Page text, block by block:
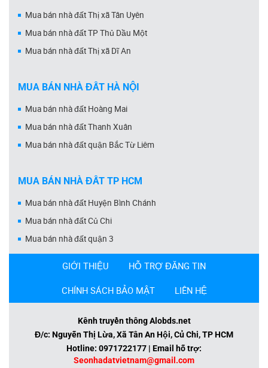
Mua bán nhà đất Thị xã Tân Uyên
Mua bán nhà đất TP Thủ Dầu Một
Mua bán nhà đất Thị xã Dĩ An
MUA BÁN NHÀ ĐẤT HÀ NỘI
Mua bán nhà đất Hoàng Mai
Mua bán nhà đất Thanh Xuân
Mua bán nhà đất quận Bắc Từ Liêm
MUA BÁN NHÀ ĐẤT TP HCM
Mua bán nhà đất Huyện Bình Chánh
Mua bán nhà đất Củ Chi
Mua bán nhà đất quận 3
GIỚI THIỆU HỖ TRỢ ĐĂNG TIN
CHÍNH SÁCH BẢO MẬT LIÊN HỆ
Kênh truyền thông Alobds.net
Đ/c: Nguyễn Thị Lừa, Xã Tân An Hội, Củ Chi, TP HCM
Hotline: 0971722177 | Email hỗ trợ:
Seonhadatvietnam@gmail.com